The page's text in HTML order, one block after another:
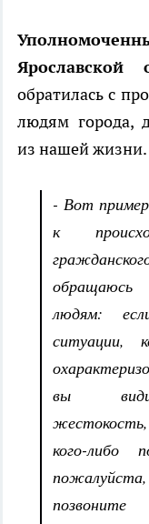
Ярославской
обратилась с
людям города,
из нашей жизни.
- Вот
к
людям:
ситуации,
вы
кого-